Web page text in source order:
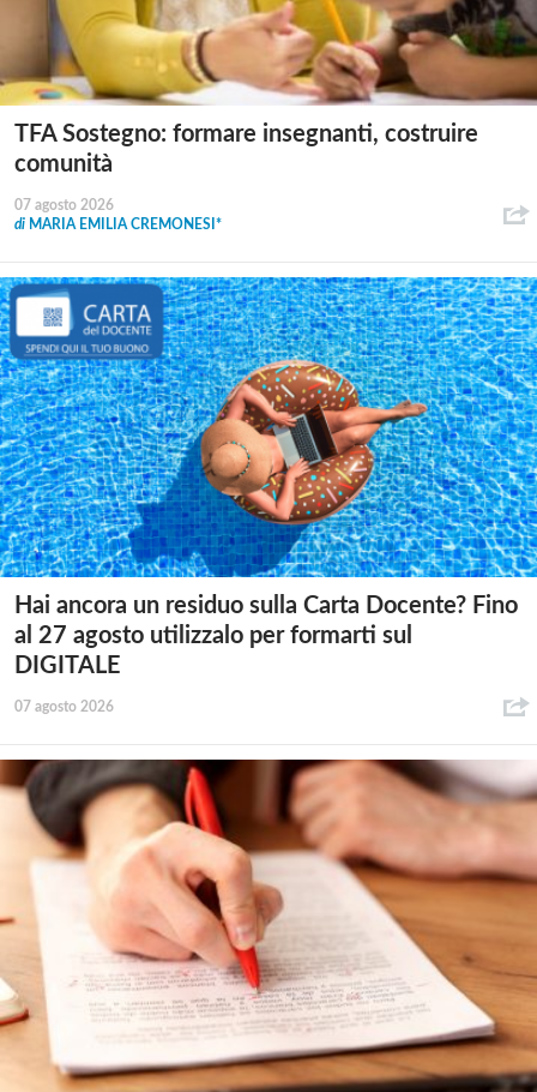
TFA Sostegno: formare insegnanti, costruire
comunità
07 agosto 2026
di MARIA EMILIA CREMONESI*
Hai ancora un residuo sulla Carta Docente? Fino
al 27 agosto utilizzalo per formarti sul
DIGITALE
07 agosto 2026